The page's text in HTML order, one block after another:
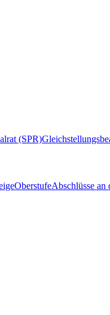
(SPR)
OberstufeAbschlüsse an